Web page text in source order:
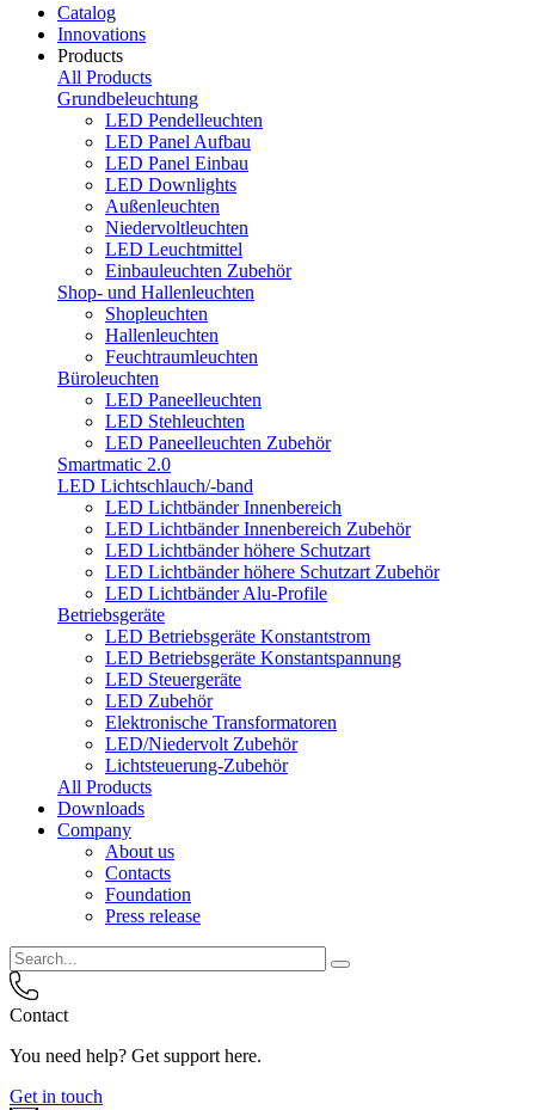
Catalog
Innovations
Products
All Products
Grundbeleuchtung
LED Pendelleuchten
LED Panel Aufbau
LED Panel Einbau
LED Downlights
Außenleuchten
Niedervoltleuchten
LED Leuchtmittel
Einbauleuchten Zubehör
Shop- und Hallenleuchten
Shopleuchten
Hallenleuchten
Feuchtraumleuchten
Büroleuchten
LED Paneelleuchten
LED Stehleuchten
LED Paneelleuchten Zubehör
Smartmatic 2.0
LED Lichtschlauch/-band
LED Lichtbänder Innenbereich
LED Lichtbänder Innenbereich Zubehör
LED Lichtbänder höhere Schutzart
LED Lichtbänder höhere Schutzart Zubehör
LED Lichtbänder Alu-Profile
Betriebsgeräte
LED Betriebsgeräte Konstantstrom
LED Betriebsgeräte Konstantspannung
LED Steuergeräte
LED Zubehör
Elektronische Transformatoren
LED/Niedervolt Zubehör
Lichtsteuerung-Zubehör
All Products
Downloads
Company
About us
Contacts
Foundation
Press release
Contact
You need help? Get support here.
Get in touch